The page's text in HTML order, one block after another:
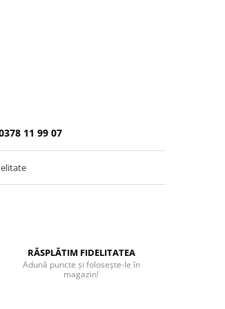
11 99 07
RĂSPLĂTIM FIDELITATEA
Adună puncte și folosește-le în
magazin!